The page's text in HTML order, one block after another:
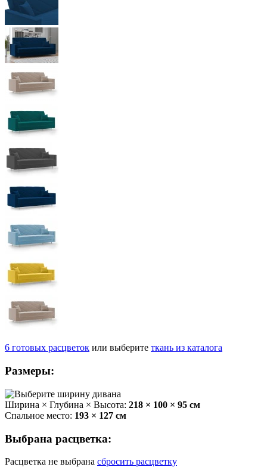
6 готовых расцветок или выберите ткань из каталога
Размеры:
Ширина × Глубина × Высота: 218 × 100 × 95 см
Спальное место: 193 × 127 см
Выбрана расцветка:
Расцветка не выбрана сбросить расцветку